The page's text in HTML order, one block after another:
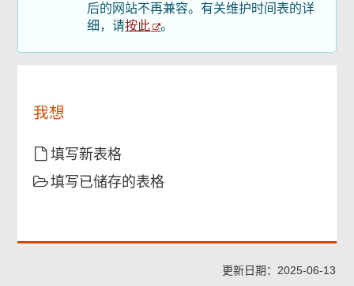
后的网站不再兼容。有关维护时间表的详
细，请按此 。
我想
填写新表格
填写已储存的表格
更新日期：2025-06-13